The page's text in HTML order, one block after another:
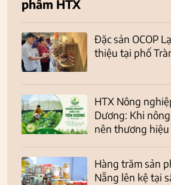
phẩm HTX
Đặc sản OCOP
thiệu tại phố
HTX Nông
Dương: Khi
nên thương hiệu
Hàng trăm sản
Nẵng lên kệ tại